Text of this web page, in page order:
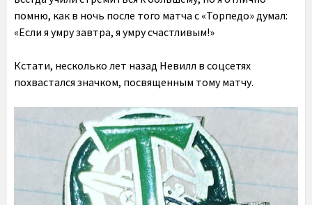
помню, как в ночь после того матча с «Торпедо» думал:
«Если я умру завтра, я умру счастливым!»
Кстати, несколько лет назад Невилл в соцсетях
похвастался значком, посвященным тому матчу.